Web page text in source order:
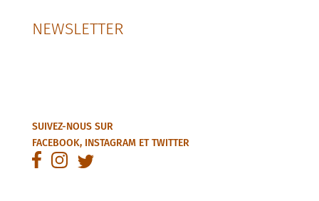
NEWSLETTER
SUIVEZ-NOUS SUR
FACEBOOK, INSTAGRAMETTWITTER